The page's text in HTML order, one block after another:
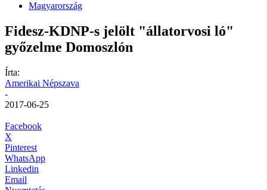
Magyarország
Fidesz-KDNP-s jelölt "állatorvosi ló"
győzelme Domoszlón
Írta:
Amerikai Népszava
-
2017-06-25
Facebook
X
Pinterest
WhatsApp
Linkedin
Email